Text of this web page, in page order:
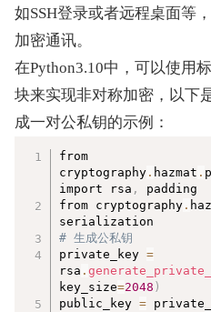
如SSH登录或者远程桌面等
加密通讯。
在Python3.10中，可以使用
块来实现非对称加密，以下
成一对公私钥的示例：
from
cryptography . hazmat .
import rsa ,
padding
from cryptography .
# 生成公私钥
private_key =
rsa .
key_size=2048 )
public_key =